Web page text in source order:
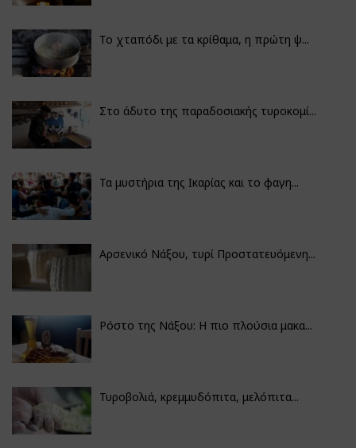
Το χταπόδι με τα κρίθαμα, η πρώτη ψ...
Στο άδυτο της παραδοσιακής τυροκομί...
Τα μυστήρια της Ικαρίας και το φαγη...
Αρσενικό Νάξου, τυρί Προστατευόμενη...
Ρόστο της Νάξου: Η πιο πλούσια μακα...
Τυροβολιά, κρεμμυδόπιτα, μελόπιτα...